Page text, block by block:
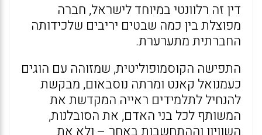
דין זה רלוונטי במיוחד לישראל, חברה
מפוצלת בין כמה שבטים יריבים שלכידותה
החברתית מתערערת.
התפישה הקוסמופוליטית, שמזוהה עם הוגים
כעמנואל קאנט ומרתה נוסבאום, מבקשת
להנחיל לתלמידים ראייה המקדשת את
המשותף לכל בני האדם, את הסובלנות,